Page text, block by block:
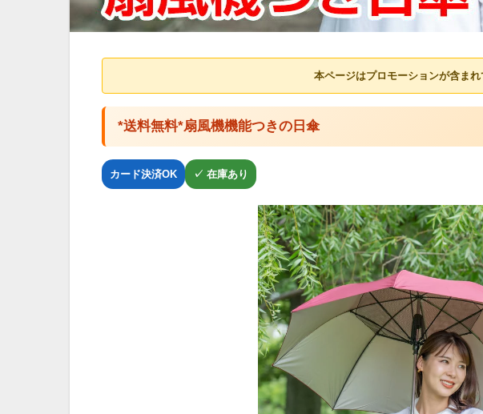
本ページはプロモーションが含ま
*送料無料*扇風機機能つきの日傘
カード決済OK ✓ 在庫あり